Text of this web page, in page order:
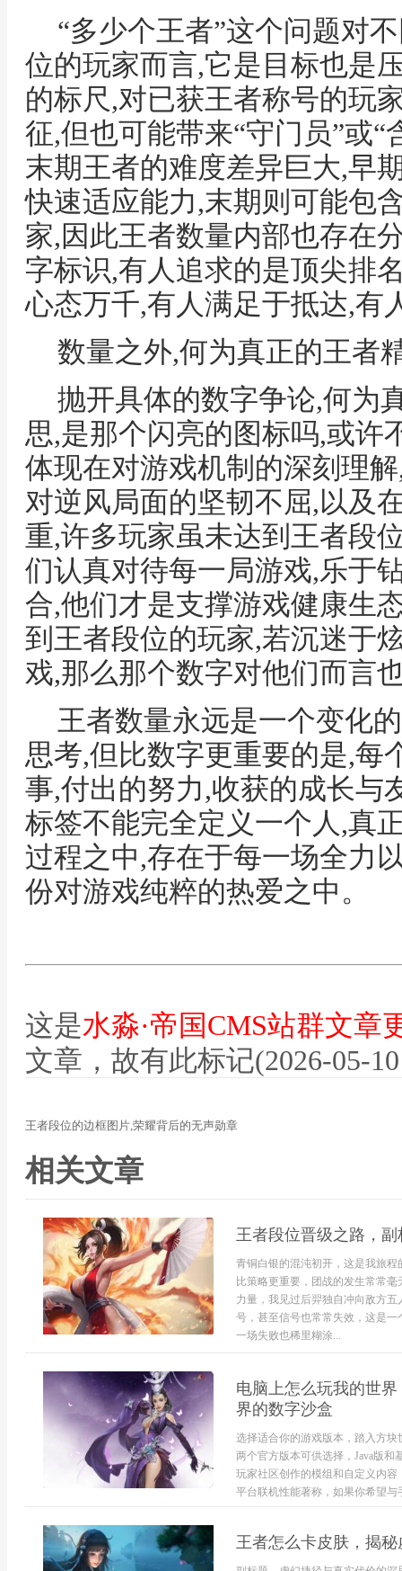
“多少个王者”这个问题对
位的玩家而言,它是目标也是
的标尺,对已获王者称号的玩
征,但也可能带来“守门员”或
末期王者的难度差异巨大,早
快速适应能力,末期则可能包
家,因此王者数量内部也存在
字标识,有人追求的是顶尖排
心态万千,有人满足于抵达,有
数量之外,何为真正的王者
抛开具体的数字争论,何为
思,是那个闪亮的图标吗,或许
体现在对游戏机制的深刻理
对逆风局面的坚韧不屈,以及
重,许多玩家虽未达到王者段
们认真对待每一局游戏,乐于
合,他们才是支撑游戏健康生
到王者段位的玩家,若沉迷于
戏,那么那个数字对他们而言
王者数量永远是一个变化
思考,但比数字更重要的是,每
事,付出的努力,收获的成长与
标签不能完全定义一个人,真
过程之中,存在于每一场全力
份对游戏纯粹的热爱之中。
这是水淼·帝国CMS站群文章
文章，故有此标记(2026-05-
王者段位的边框图片,荣耀背后的无声勋章
相关文章
王者段位晋级之路，
青铜白银的混沌初开，这是我旅
比策略更重要，团战的发生常常
力量，我见过后羿独自冲向敌方
号，甚至信号也常常失效，这是
一场失败也稀里糊涂...
电脑上怎么玩我的世
界的数字沙盒
选择适合你的游戏版本，踏入方
两个官方版本可供选择，Java版和
玩家社区创作的模组和自定义内
平台联机性能著称，如果你希望
王者怎么卡皮肤，揭